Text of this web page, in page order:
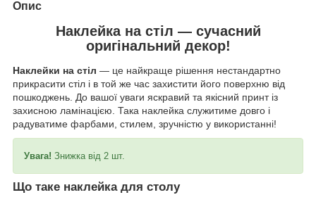
Опис
Наклейка на стіл —сучасний
оригінальний декор!
Наклейки на стіл — це найкраще рішення нестандартно
прикрасити стіл і в той же час захистити його поверхню від
пошкоджень. До вашої уваги яскравий та якісний принт із
захисною ламінацією. Така наклейка служитиме довго і
радуватиме фарбами, стилем, зручністю у використанні!
Увага! Знижка від 2 шт.
Що таке наклейка для столу